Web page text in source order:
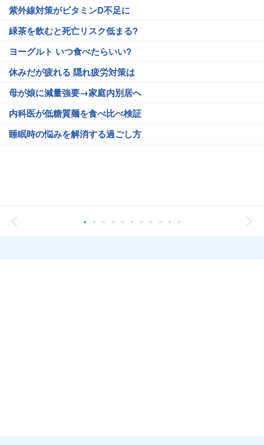
紫外線対策がビタミンD不足に
緑茶を飲むと死亡リスク低まる?
ヨーグルト いつ食べたらいい?
休みだが疲れる 隠れ疲労対策は
母が娘に減量強要→家庭内別居へ
内科医が低糖質麺を食べ比べ検証
睡眠時の悩みを解消する過ごし方